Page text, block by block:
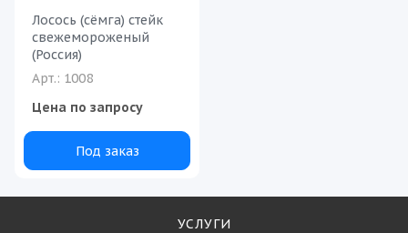
Лосось (сёмга) стейк
свежемороженый
(Россия)
Арт.: 1008
Цена по запросу
Под заказ
УСЛУГИ